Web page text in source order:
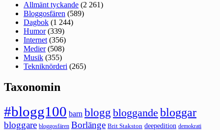
Allmänt tyckande (2 261)
Bloggosfären (589)
Dagbok (1 244)
Humor(339)
Internet (356)
Medier(508)
Musik (355)
Tekniknörderi (265)
Taxonomin
#blogg100 barn blogg bloggande bloggar
bloggare bloggosfären Borlänge Brit Stakston deepedition demokrati